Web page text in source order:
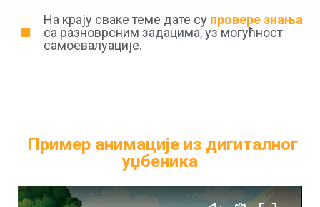
На крају сваке теме дате су провере знања
са разноврсним задацима, уз могућност
самоевалуације.
Пример анимације из дигиталног
уџбеника